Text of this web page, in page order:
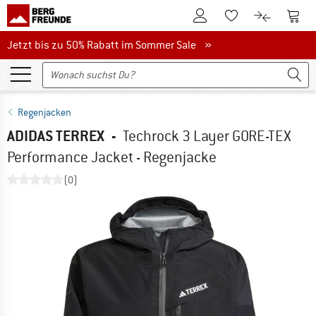
Zum KundenkontoZum Merkzettel.
Zum Zum
Jetzt bis zu 50% Rabatt im Sommer Sale
Jetzt bis zu 50% Rabatt im Sommer Sale »
Regenjacken
ADIDAS TERREX - Techrock 3 Layer GORE-TEX
Performance Jacket - Regenjacke
(0)